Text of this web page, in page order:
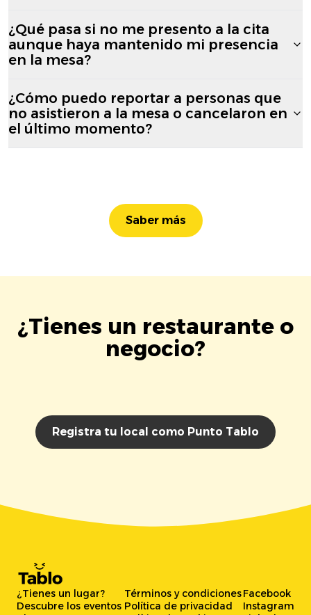
¿Qué pasa si no me presento a la cita
aunque haya mantenido mi presencia
en la mesa?
¿Cómo puedo reportar a personas que
no asistieron a la mesa o cancelaron en
el último momento?
Saber más
¿Tienes un restaurante o
negocio?
Registra tu local como Punto Tablo
¿Tienes un lugar?
Descubre los eventos
Términos y condiciones
Política de privacidad
Facebook
Instagram